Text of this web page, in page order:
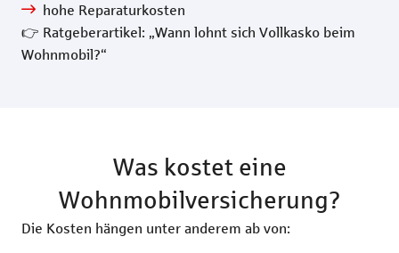
hohe Reparaturkosten
👉 Ratgeberartikel: „Wann lohnt sich Vollkasko beim
Wohnmobil?“
Was kostet eine
Wohnmobilversicherung?
Die Kosten hängen unter anderem ab von: